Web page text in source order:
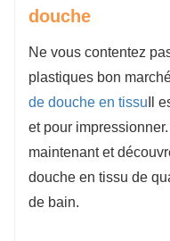
douche
Ne vous contentez
plastiques bon
de douche en tissu Il
et pour
maintenant et
douche en tissu de
de bain.